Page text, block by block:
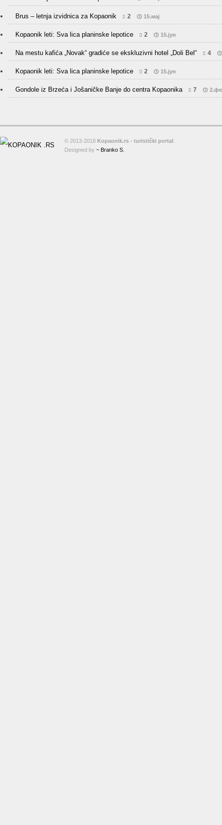
Brus – letnja izvidnica za Kopaonik 2 15.мај
Kopaonik leti: Sva lica planinske lepotice 2 15.јун
Na mestu kafića „Novak“ gradiće se ekskluzivni hotel „Doli Bel“ 4
Kopaonik leti: Sva lica planinske lepotice 2 15.јун
Gondole iz Brzeća i Jošaničke Banje do centra Kopaonika 7
© 2013-2018 Kopaonik.rs - turistički portal
Designed by ~ Branko S.